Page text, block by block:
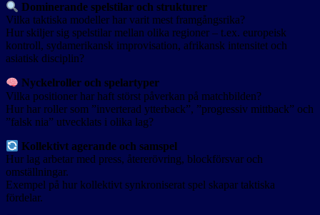
Dominerande spelstilar och strukturer
Vilka taktiska modeller har varit mest framgångsrika?
Hur skiljer sig spelstilar mellan olika regioner – t.ex. europeisk
kontroll, sydamerikansk improvisation, afrikansk intensitet och
asiatisk disciplin?
Nyckelroller och spelartyper
Vilka positioner har haft störst påverkan på matchbilden?
Hur har roller som ”inverterad ytterback”, ”progressiv mittback” och
”falsk nia” utvecklats i olika lag?
Kollektivt agerande och samspel
Hur lag arbetar med press, återerövring, blockförsvar och
omställningar.
Exempel på hur kollektivt synkroniserat spel skapar taktiska
fördelar.